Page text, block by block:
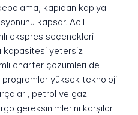
kapıdan kapıya
kapsar. Acil
ekspres seçenekleri
kapasitesi yetersiz
charter çözümleri de
programlar yüksek teknoloji
petrol ve gaz
gereksinimlerini karşılar.